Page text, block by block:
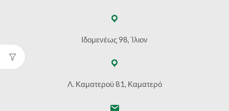
Ιδομενέως 98, Ίλιον
Λ. Καματερού 81, Καματερό